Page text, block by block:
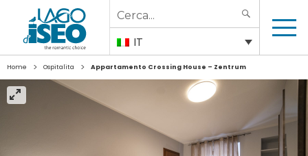
Search
for:
IT
Home > Ospitalita > Appartamento Crossing House – Zentrum